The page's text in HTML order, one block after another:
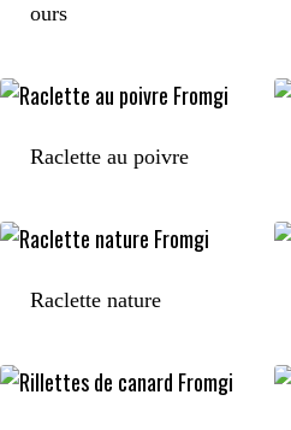
ours
Raclette au poivre
Raclette nature